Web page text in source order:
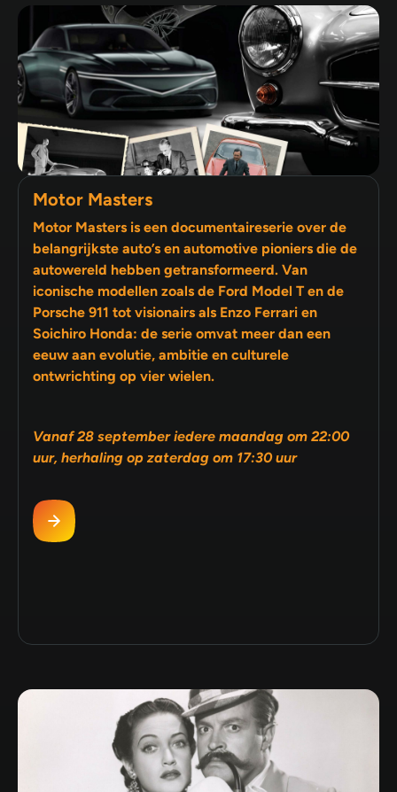
Motor Masters
Motor Masters is een documentaireserie over de
belangrijkste auto’s en automotive pioniers die de
autowereld hebben getransformeerd. Van
iconische modellen zoals de Ford Model T en de
Porsche 911 tot visionairs als Enzo Ferrari en
Soichiro Honda: de serie omvat meer dan een
eeuw aan evolutie, ambitie en culturele
ontwrichting op vier wielen.
Vanaf 28 september iedere maandag om 22:00
uur, herhaling op zaterdag om 17:30 uur